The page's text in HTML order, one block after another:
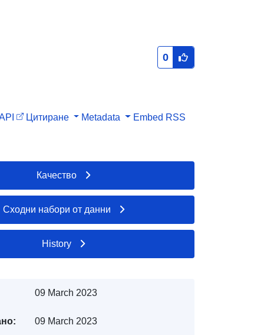
0
Цитиране Metadata Embed RSS
Качество
Сходни набори от данни
History
09 March 2023
09 March 2023